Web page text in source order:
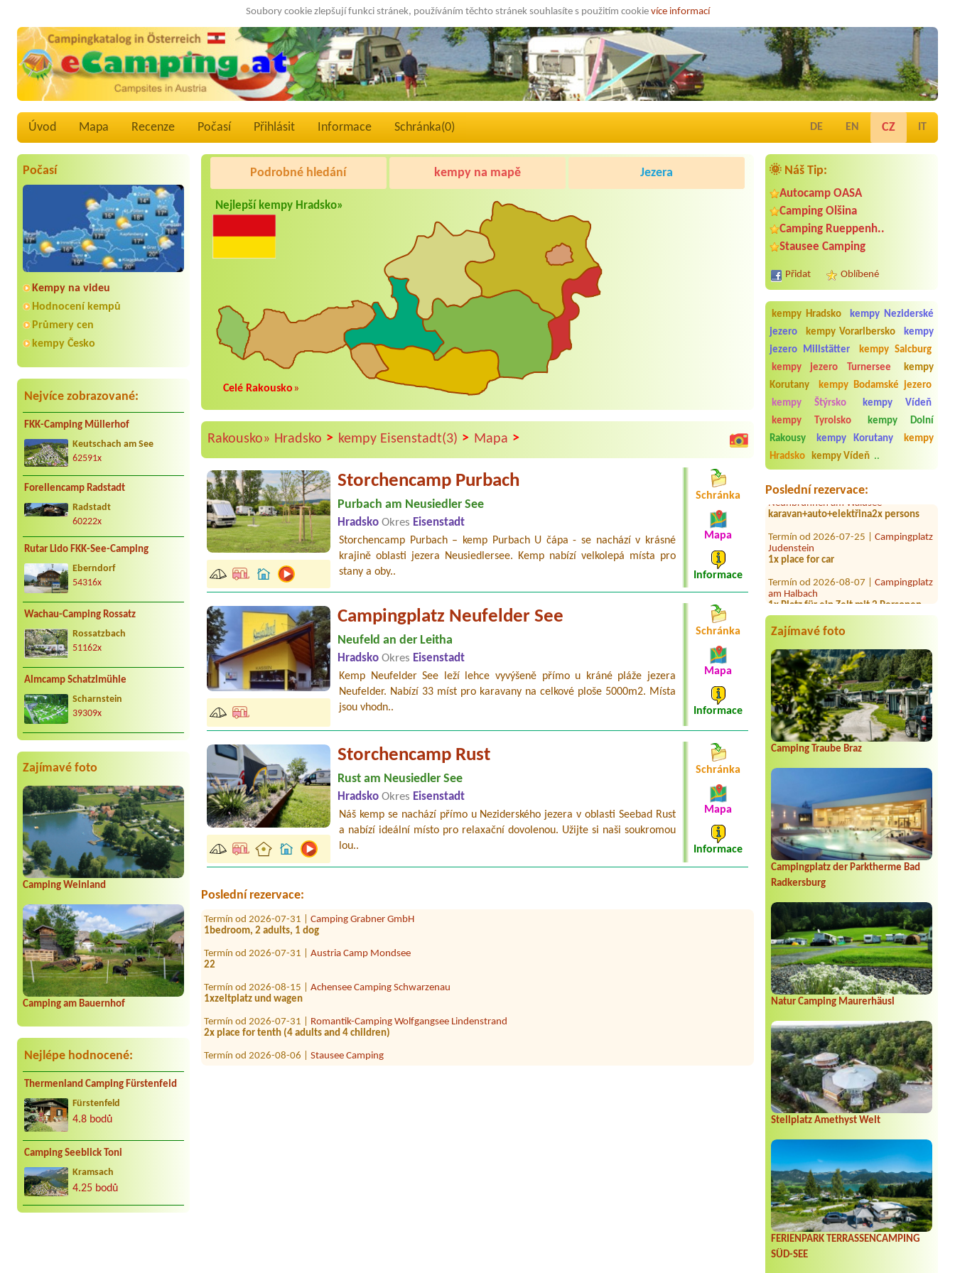
Soubory cookie zlepšují funkci stránek, používáním těchto stránek souhlasíte s použitím cookie více informací
Úvod Mapa Recenze Počasí Přihlásit Informace Schránka(0) DE EN CZ IT
Počasí
Kempy na videu
Hodnocení kempů
Průmery cen
kempy Česko
Nejvíce zobrazované:
FKK-Camping Müllerhof
Keutschach am See
62591x
Forellencamp Radstadt
Radstadt
60222x
Rutar Lido FKK-See-Camping
Eberndorf
54316x
Wachau-Camping Rossatz
Rossatzbach
51162x
Almcamp Schatzlmühle
Scharnstein
39309x
Zajímavé foto
Camping Weinland
Camping am Bauernhof
Nejlépe hodnocené:
Thermenland Camping Fürstenfeld
Fürstenfeld
4.8 bodů
Camping Seeblick Toni
Kramsach
4.25 bodů
🌞 Náš Tip:
Autocamp OASA
Camping Olšina
Camping Rueppenh..
Stausee Camping
Přidat Oblíbené
kempy Hradsko
kempy Neziderské
jezero
kempy Vorarlbersko
kempy
jezero Millstätter
kempy Salcburg
kempy jezero Turnersee
kempy
Korutany
kempy Bodamské jezero
kempy Štýrsko
kempy Vídeň
kempy Tyrolsko
kempy Dolní
Rakousy
kempy Korutany
kempy
Hradsko
kempy Vídeň ..
Poslední rezervace:
Termín od 2026-08-06 |Camping
Schloss Burgau
1 big tent for 4 persons, 2 tents for 2
persons, 8 people total2x parking
spaceTents
Heiterwanger See
Termín od 2026-08-03 |
Neunbrunnen am Waldsee
karavan+auto+elektřina2x persons
Judenstein
1x place for car
am Halbach
1x Platz für ein Zelt mit 2 Personen
Termín od 2026-08-04 |Camping am
Badesee
Zeltplatz 2 Personen 1 Auto
Termín od 2026-08-22 |Camping
Mexico am Bodensee
1 Stellplatz für Wohwagen ca 7 m
Deichsellänge
Termín od 2026-08-02 |Strandcafé
Leimüller Camping
1 Platz für VW Bus
1x Place Zelt fur 2 PersonenBungalow
fur 1 Person
Termín od 2026-08-08 |
Storchencamp Rust
Zajímavé foto
Camping Traube Braz
Campingplatz der Parktherme Bad
Radkersburg
Natur Camping Maurerhäusl
Stellplatz Amethyst Welt
FERIENPARK TERRASSENCAMPING
SÜD-SEE
Podrobné hledání kempy na mapě Jezera
Nejlepší kempy Hradsko»
Celé Rakousko »
Rakousko» Hradsko > kempy Eisenstadt(3) > Mapa >
Storchencamp Purbach
Purbach am Neusiedler See
HradskoOkres Eisenstadt
Storchencamp Purbach – kemp Purbach U čápa - se nachází v krásné
krajině oblasti jezera Neusiedlersee. Kemp nabízí velkolepá místa pro
stany a oby..
Schránka
Mapa
Informace
Campingplatz Neufelder See
Neufeld an der Leitha
HradskoOkres Eisenstadt
Kemp Neufelder See leží lehce vyvýšeně přímo u kráné pláže jezera
Neufelder. Nabízí 33 míst pro karavany na celkové ploše 5000m2. Místa
jsou vhodn..
Schránka
Mapa
Informace
Storchencamp Rust
Rust am Neusiedler See
HradskoOkres Eisenstadt
Náš kemp se nachází přímo u Neziderského jezera v oblasti Seebad Rust
a nabízí ideální místo pro relaxační dovolenou. Užijte si naši soukromou
lou..
Schránka
Mapa
Informace
Poslední rezervace:
Termín od 2026-08-11 |Strandcafé Leimüller Camping
1x Platz vur zëlt, 2 Personen
Termín od 2026-08-22 |Campingplatz Neufelder See
1*Stellplatz mit el. An. am Wasser, 2 Pers. + 1 Kind
Termín od 2026-08-01 |Romantik-Camping Wolfgangsee Lindenstrand
1x place for a tent, 3 persons1x tent
Termín od 2026-07-30 |
1bedroom, 2 adults, 1 dog
22
1xzeltplatz und wagen
2x place for tenth (4 adults and 4 children)